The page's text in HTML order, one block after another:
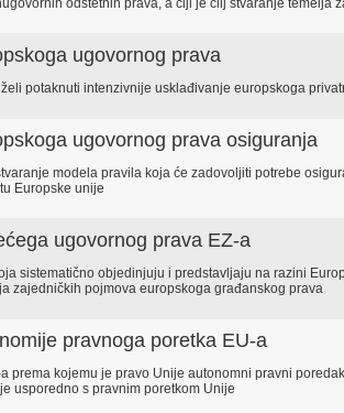
odštetnih prava, a čiji je cilj stvaranje temelja
ugovornog prava
potaknuti intenzivnije usklađivanje europskoga
ugovornog prava osiguranja
modela pravila koja će zadovoljiti potrebe
Europske unije
ugovornog prava EZ-a
sistematično objedinjuju i predstavljaju na razini
zajedničkih pojmova europskoga građanskog prava
pravnoga poretka EU-a
prema kojemu je pravo Unije autonomni pravni
usporedno s pravnim poretkom Unije